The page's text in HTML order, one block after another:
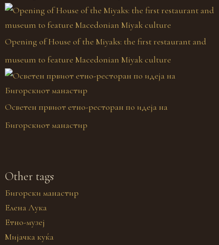
Opening of House of the Miyaks: the first restaurant and
museum to feature Macedonian Miyak culture
Осветен првиот етно-ресторан по идеја на
Бигорскиот манастир
Other tags
Бигорски манастир
Елена Лука
Етно-музеј
Мијачка куќа